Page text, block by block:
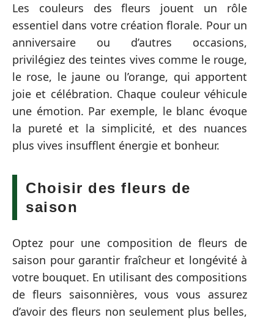
Les couleurs des fleurs jouent un rôle
essentiel dans votre création florale. Pour un
anniversaire ou d’autres occasions,
privilégiez des teintes vives comme le rouge,
le rose, le jaune ou l’orange, qui apportent
joie et célébration. Chaque couleur véhicule
une émotion. Par exemple, le blanc évoque
la pureté et la simplicité, et des nuances
plus vives insufflent énergie et bonheur.
Choisir des fleurs de
saison
Optez pour une composition de fleurs de
saison pour garantir fraîcheur et longévité à
votre bouquet. En utilisant des compositions
de fleurs saisonnières, vous vous assurez
d’avoir des fleurs non seulement plus belles,